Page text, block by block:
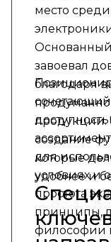
место
завоевал
благодаря
продукции.
создание
которые
удобнее и
для
условиях и
простота
принципы,
философии